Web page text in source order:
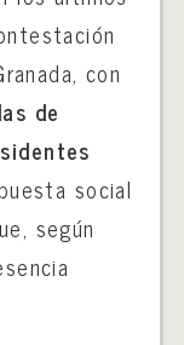
con
de
social
según